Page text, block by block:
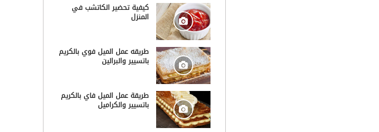
كيفية تحضير الكاتشب في
المنزل
طريقه عمل الميل فوي بالكريم
باتسيير والبرالين
طريقة عمل الميل فاي بالكريم
باتسيير والكراميل